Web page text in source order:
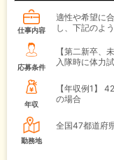
仕事内容
適性や希望に
し、下記のよ
応募条件
【第二新卒、
入隊時に体力
年収
【年収例1】
の場合
勤務地
全国47都道府